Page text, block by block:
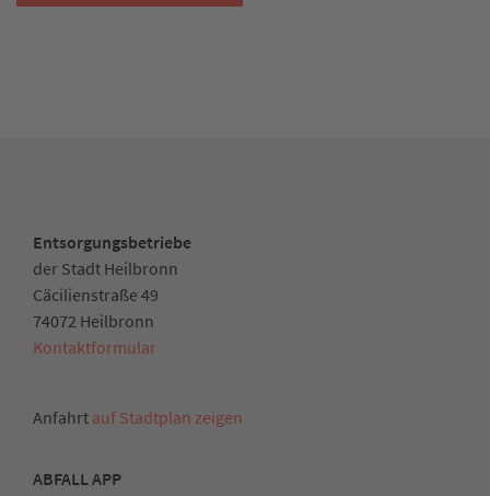
Entsorgungsbetriebe
der Stadt Heilbronn
Cäcilienstraße 49
74072 Heilbronn
Kontaktformular
Anfahrt auf Stadtplan zeigen
ABFALL APP